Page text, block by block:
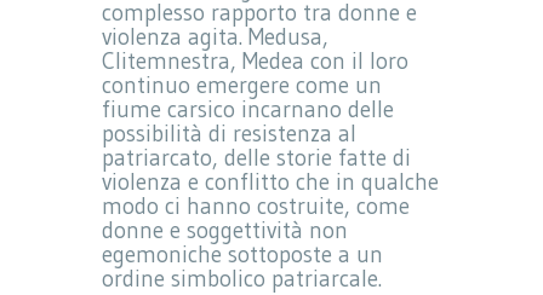
complesso rapporto tra donne e
violenza agita. Medusa,
Clitemnestra, Medea con il loro
continuo emergere come un
fiume carsico incarnano delle
possibilità di resistenza al
patriarcato, delle storie fatte di
violenza e conflitto che in qualche
modo ci hanno costruite, come
donne e soggettività non
egemoniche sottoposte a un
ordine simbolico patriarcale.